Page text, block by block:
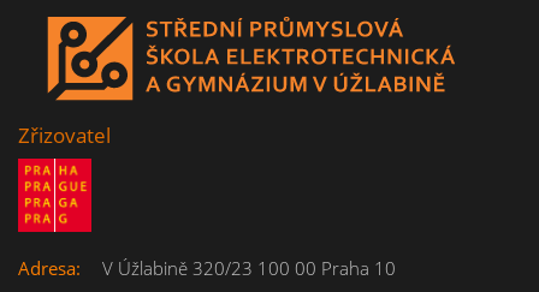
Zřizovatel
Adresa:
V Úžlabině 320/23 100 00 Praha 10